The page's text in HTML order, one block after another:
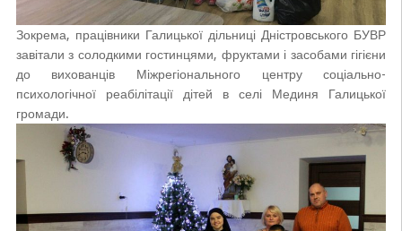
Зокрема, працівники Галицької дільниці Дністровського БУВР
завітали з солодкими гостинцями, фруктами і засобами гігієни
до вихованців Міжрегіонального центру соціально-
психологічної реабілітації дітей в селі Мединя Галицької
громади.